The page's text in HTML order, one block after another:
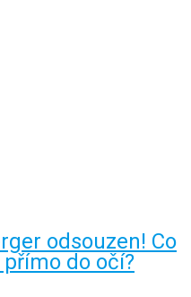
odsouzen! Co
do očí?